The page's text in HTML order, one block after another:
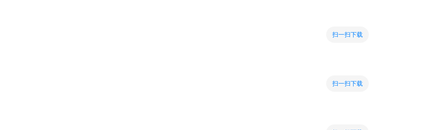
扫一扫下载
扫一扫下载